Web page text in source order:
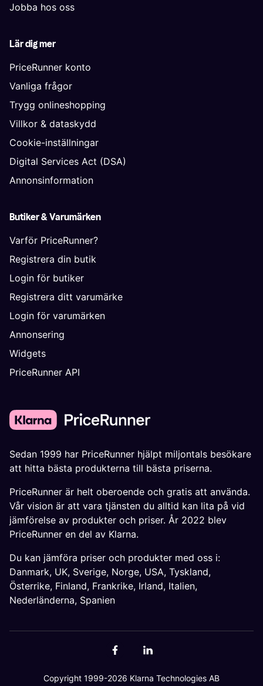
Jobba hos oss
Lär dig mer
PriceRunner konto
Vanliga frågor
Trygg onlineshopping
Villkor & dataskydd
Cookie-inställningar
Digital Services Act (DSA)
Annonsinformation
Butiker & Varumärken
Varför PriceRunner?
Registrera din butik
Login för butiker
Registrera ditt varumärke
Login för varumärken
Annonsering
Widgets
PriceRunner API
Sedan 1999 har PriceRunner hjälpt miljontals besökare
att hitta bästa produkterna till bästa priserna.
PriceRunner är helt oberoende och gratis att använda.
Vår vision är att vara tjänsten du alltid kan lita på vid
jämförelse av produkter och priser. År 2022 blev
PriceRunner en del av Klarna.
Du kan jämföra priser och produkter med oss i:
Danmark, UK, Sverige, Norge, USA, Tyskland,
Österrike, Finland, Frankrike, Irland, Italien,
Nederländerna, Spanien
Copyright 1999-2026 Klarna Technologies AB